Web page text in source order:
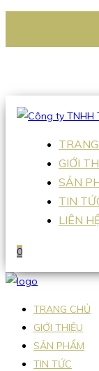
Hotline:0938
GIỚI
SẢN
TIN
LIÊN
0
TRANG CHỦ
GIỚI THIỆU
SẢN PHẨM
TIN TỨC